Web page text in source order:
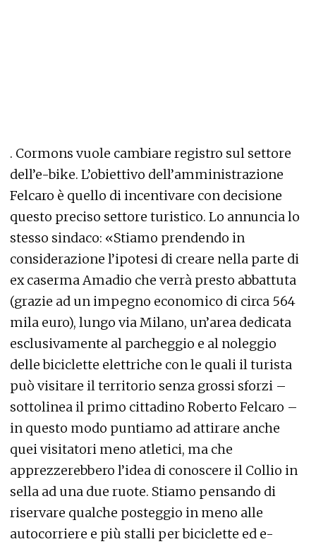
. Cormons vuole cambiare registro sul settore
dell’e-bike. L’obiettivo dell’amministrazione
Felcaro è quello di incentivare con decisione
questo preciso settore turistico. Lo annuncia lo
stesso sindaco: «Stiamo prendendo in
considerazione l’ipotesi di creare nella parte di
ex caserma Amadio che verrà presto abbattuta
(grazie ad un impegno economico di circa 564
mila euro), lungo via Milano, un’area dedicata
esclusivamente al parcheggio e al noleggio
delle biciclette elettriche con le quali il turista
può visitare il territorio senza grossi sforzi –
sottolinea il primo cittadino Roberto Felcaro –
in questo modo puntiamo ad attirare anche
quei visitatori meno atletici, ma che
apprezzerebbero l’idea di conoscere il Collio in
sella ad una due ruote. Stiamo pensando di
riservare qualche posteggio in meno alle
autocorriere e più stalli per biciclette ed e-